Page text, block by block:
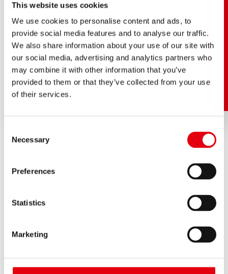
This website uses cookies
We use cookies to personalise content and ads, to
provide social media features and to analyse our traffic.
We also share information about your use of our site with
our social media, advertising and analytics partners who
may combine it with other information that you’ve
provided to them or that they’ve collected from your use
of their services.
Selection
Necessary
Preferences
Statistics
Marketing
EINE AUFREGENDE